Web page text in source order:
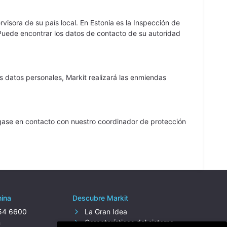
de su país local. En Estonia es la Inspección de
encontrar los datos de contacto de su autoridad
personales, Markit realizará las enmiendas
en contacto con nuestro coordinador de protección
6600
Descubre Markit
La Gran Idea
Características del sistema